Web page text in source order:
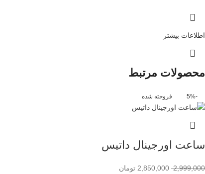
اطلاعات بیشتر
محصولات مرتبط
-5% فروخته شده
ساعت اورجینال داتیس
2,999,000
2,850,000 تومان